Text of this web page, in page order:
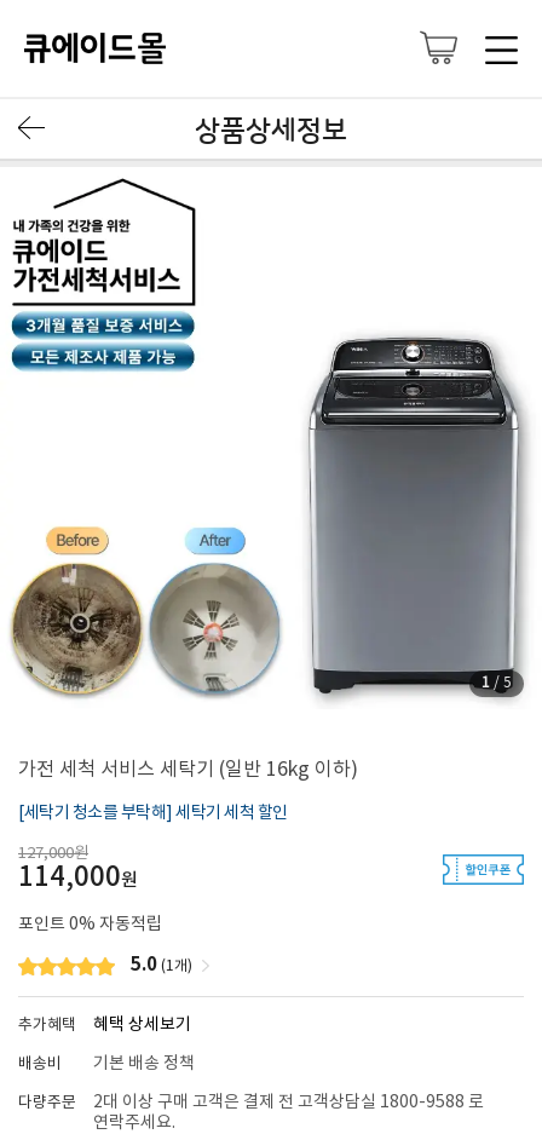
상품상세정보
1 / 5
가전 세척 서비스 세탁기 (일반 16kg 이하)
[세탁기 청소를 부탁해] 세탁기 세척 할인
127,000원
114,000원
포인트 0% 자동적립
5.0 (1개)
추가혜택 혜택 상세보기
배송비 기본 배송 정책
다량주문
2대 이상 구매 고객은 결제 전 고객상담실 1800-9588 로
연락주세요.